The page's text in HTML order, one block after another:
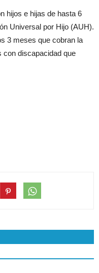
hijos e hijas de hasta 6
Universal por Hijo (AUH).
3 meses que cobran la
con discapacidad que